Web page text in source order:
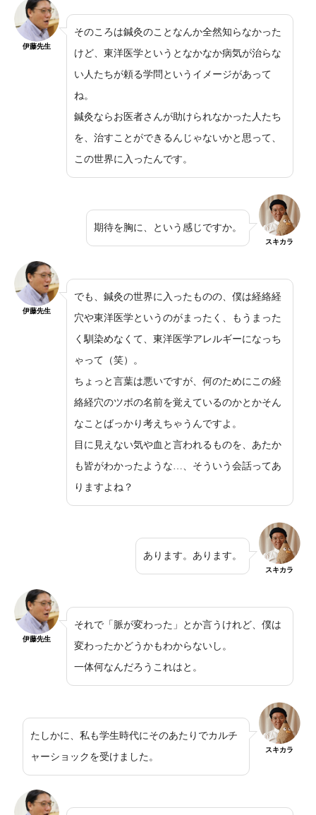
伊藤先生
そのころは鍼灸のことなんか全然知らなかった
けど、東洋医学というとなかなか病気が治らな
い人たちが頼る学問というイメージがあって
ね。
鍼灸ならお医者さんが助けられなかった人たち
を、治すことができるんじゃないかと思って、
この世界に入ったんです。
期待を胸に、という感じですか。
スキカラ
伊藤先生
でも、鍼灸の世界に入ったものの、僕は経絡経
穴や東洋医学というのがまったく、もうまった
く馴染めなくて、東洋医学アレルギーになっち
ゃって（笑）。
ちょっと言葉は悪いですが、何のためにこの経
絡経穴のツボの名前を覚えているのかとかそん
なことばっかり考えちゃうんですよ。
目に見えない気や血と言われるものを、あたか
も皆がわかったような…、そういう会話ってあ
りますよね？
あります。あります。
スキカラ
伊藤先生
それで「脈が変わった」とか言うけれど、僕は
変わったかどうかもわからないし。
一体何なんだろうこれはと。
たしかに、私も学生時代にそのあたりでカルチ
ャーショックを受けました。
スキカラ